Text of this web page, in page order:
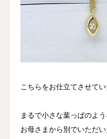
こちらをお仕立てさせてい
まるで小さな葉っぱのよ
お母さまから別でいただ